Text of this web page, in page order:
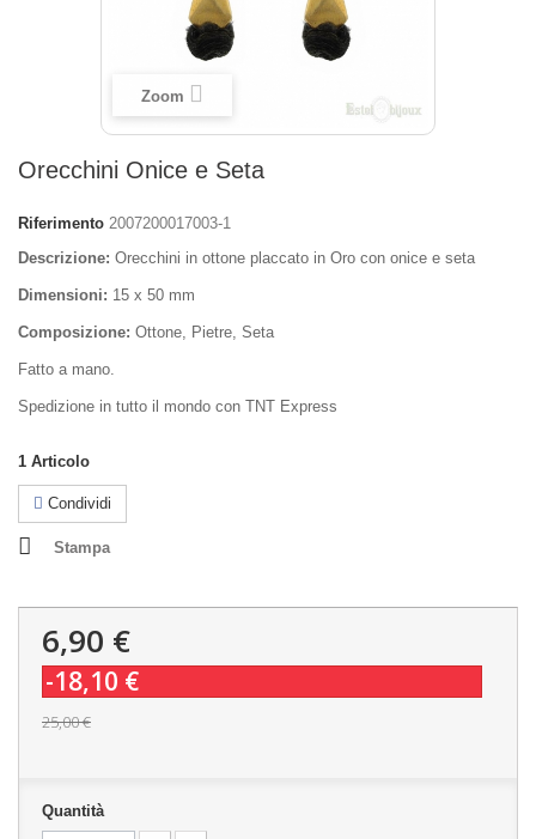
Zoom
Orecchini Onice e Seta
Riferimento 2007200017003-1
Descrizione: Orecchini in ottone placcato in Oro con onice e seta
Dimensioni: 15 x 50 mm
Composizione: Ottone, Pietre, Seta
Fatto a mano.
Spedizione in tutto il mondo con TNT Express
1 Articolo
Condividi
Stampa
6,90 €
-18,10 €
25,00 €
Quantità